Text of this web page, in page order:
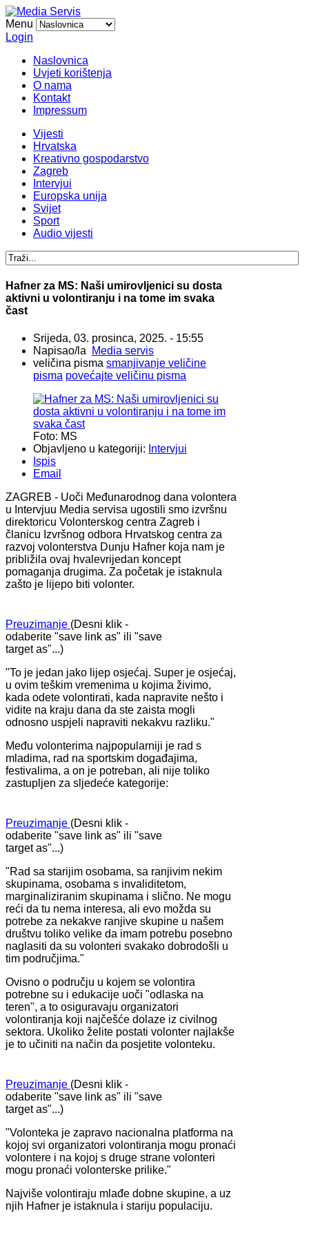
Menu
Login
Naslovnica
Uvjeti korištenja
O nama
Kontakt
Impressum
Vijesti
Hrvatska
Kreativno gospodarstvo
Zagreb
Intervjui
Europska unija
Svijet
Sport
Audio vijesti
Hafner za MS: Naši umirovljenici su dosta
aktivni u volontiranju i na tome im svaka
čast
Srijeda, 03. prosinca, 2025. - 15:55
Napisao/la
Media servis
veličina pisma smanjivanje veličine
pisma povećajte veličinu pisma
Foto: MS
Objavljeno u kategoriji: Intervjui
Ispis
Email
ZAGREB - Uoči Međunarodnog dana volontera
u Intervjuu Media servisa ugostili smo izvršnu
direktoricu Volonterskog centra Zagreb i
članicu Izvršnog odbora Hrvatskog centra za
razvoj volonterstva Dunju Hafner koja nam je
približila ovaj hvalevrijedan koncept
pomaganja drugima. Za početak je istaknula
zašto je lijepo biti volonter.
Preuzimanje (Desni klik -
odaberite "save link as" ili "save
target as"...)
"To je jedan jako lijep osjećaj. Super je osjećaj,
u ovim teškim vremenima u kojima živimo,
kada odete volontirati, kada napravite nešto i
vidite na kraju dana da ste zaista mogli
odnosno uspjeli napraviti nekakvu razliku."
Među volonterima najpopularniji je rad s
mladima, rad na sportskim događajima,
festivalima, a on je potreban, ali nije toliko
zastupljen za sljedeće kategorije:
Preuzimanje (Desni klik -
odaberite "save link as" ili "save
target as"...)
"Rad sa starijim osobama, sa ranjivim nekim
skupinama, osobama s invaliditetom,
marginaliziranim skupinama i slično. Ne mogu
reći da tu nema interesa, ali evo možda su
potrebe za nekakve ranjive skupine u našem
društvu toliko velike da imam potrebu posebno
naglasiti da su volonteri svakako dobrodošli u
tim područjima."
Ovisno o području u kojem se volontira
potrebne su i edukacije uoči "odlaska na
teren", a to osiguravaju organizatori
volontiranja koji najčešće dolaze iz civilnog
sektora. Ukoliko želite postati volonter najlakše
je to učiniti na način da posjetite volonteku.
Preuzimanje (Desni klik -
odaberite "save link as" ili "save
target as"...)
"Volonteka je zapravo nacionalna platforma na
kojoj svi organizatori volontiranja mogu pronaći
volontere i na kojoj s druge strane volonteri
mogu pronaći volonterske prilike."
Najviše volontiraju mlađe dobne skupine, a uz
njih Hafner je istaknula i stariju populaciju.